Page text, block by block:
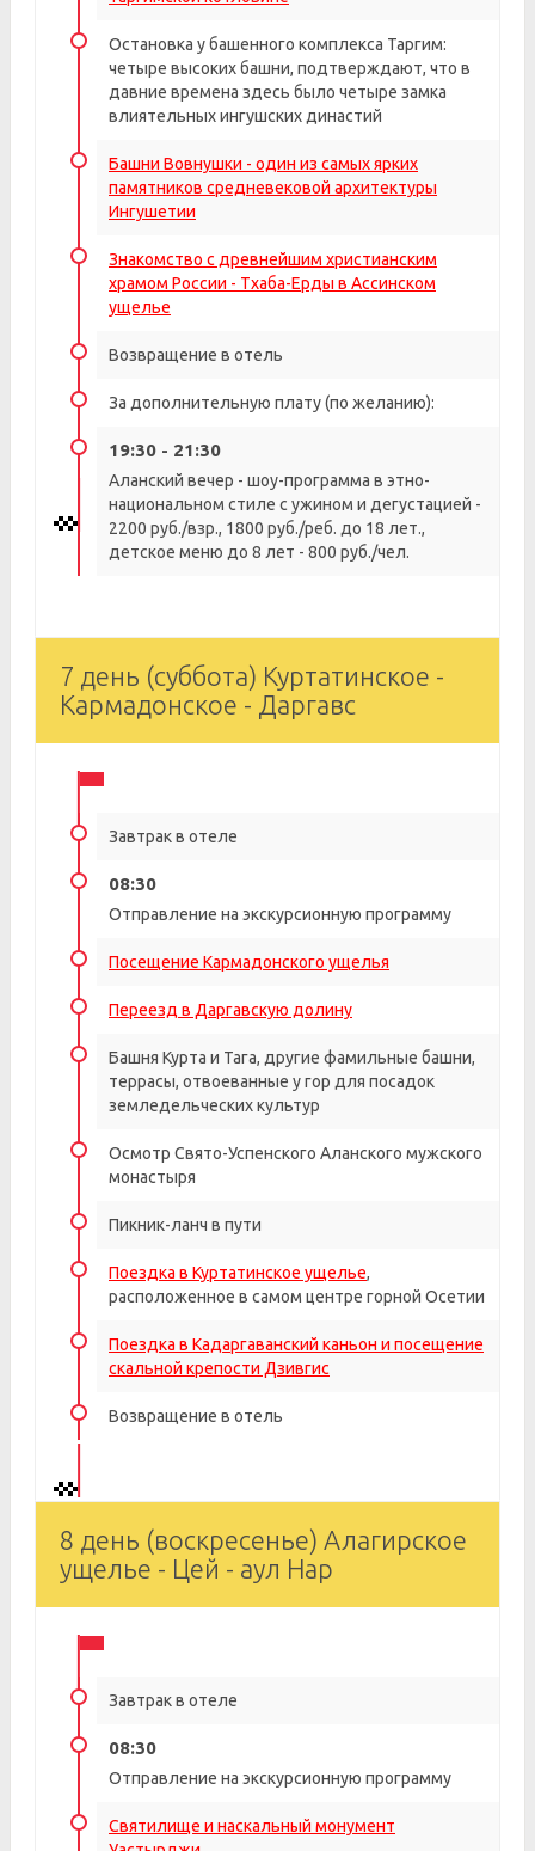
Остановка у башенного комплекса Таргим:
четыре высоких башни, подтверждают, что в
давние времена здесь было четыре замка
влиятельных ингушских династий
Башни Вовнушки - один из самых ярких
памятников средневековой архитектуры
Ингушетии
Знакомство с древнейшим христианским
храмом России - Тхаба-Ерды в Ассинском
ущелье
Возвращение в отель
За дополнительную плату (по желанию):
19:30 - 21:30
Аланский вечер - шоу-программа в этно-
национальном стиле с ужином и дегустацией -
2200 руб./взр., 1800 руб./реб. до 18 лет.,
детское меню до 8 лет - 800 руб./чел.
7 день (суббота) Куртатинское -
Кармадонское - Даргавс
Завтрак в отеле
08:30
Отправление на экскурсионную программу
Посещение Кармадонского ущелья
Переезд в Даргавскую долину
Башня Курта и Тага, другие фамильные башни,
террасы, отвоеванные у гор для посадок
земледельческих культур
Осмотр Свято-Успенского Аланского мужского
монастыря
Пикник-ланч в пути
Поездка в Куртатинское ущелье,
расположенное в самом центре горной Осетии
Поездка в Кадаргаванский каньон и посещение
скальной крепости Дзивгис
Возвращение в отель
8 день (воскресенье) Алагирское
ущелье - Цей - аул Нар
Завтрак в отеле
08:30
Отправление на экскурсионную программу
Святилище и наскальный монумент